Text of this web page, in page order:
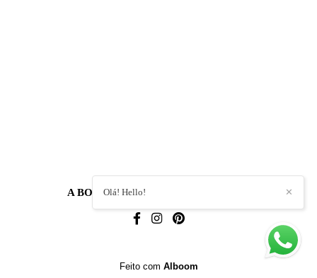
A BORDO FOTOGRAFIA ✕
Olá! Hello!
Feito com Alboom